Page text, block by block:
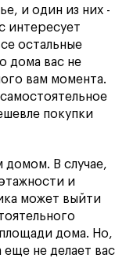
и один из них -
интересует
остальные
дома вас не
вам момента.
покупки
В случае,
и
может выйти
дома. Но,
еще не делает вас